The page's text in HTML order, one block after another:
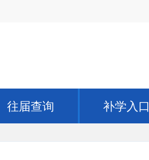
往届查询 补学入口